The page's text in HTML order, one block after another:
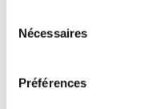
Nécessaires
Préférences
Age minimum :20 ans